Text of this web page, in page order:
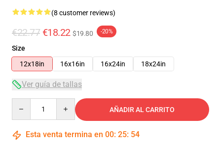
(8 customer reviews)
€22.77 €18.22 $19.80 -20%
Size
12x18in
16x16in 16x24in 18x24in
Ver guía de tallas
AÑADIR AL CARRITO
Esta venta termina en 00: 25: 54